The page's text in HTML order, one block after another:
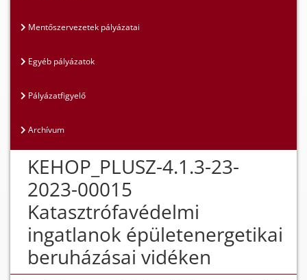
Mentőszervezetek pályázatai
Egyéb pályázatok
Pályázatfigyelő
Archívum
KEHOP_PLUSZ-4.1.3-23-
2023-00015
Katasztrófavédelmi
ingatlanok épületenergetikai
beruházásai vidéken